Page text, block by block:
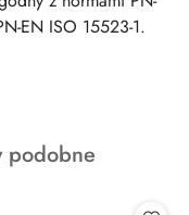
EN ISO 15523-1.
podobne